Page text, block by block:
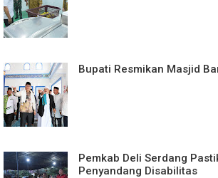
Bupati Resmikan Masjid
Pemkab Deli Serdang
Penyandang Disabilitas